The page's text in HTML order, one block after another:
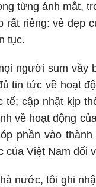
từng ánh mắt,
rất riêng: vẻ đẹp
tục.
người sum vầy
tin tức về hoạt
tế; cập nhật kịp
về hoạt động
phần vào
của Việt Nam đối
nước, tôi ghi